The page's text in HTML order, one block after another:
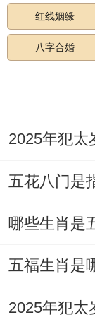
红线姻缘
八字合婚
2025年犯太